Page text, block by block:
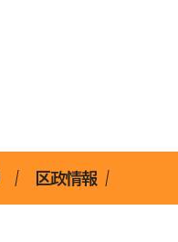
区政情報